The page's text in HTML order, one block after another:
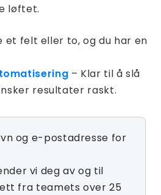
løftet.
et felt eller to, og du har en
– Klar til å slå
resultater raskt.
og e-postadresse for
vi deg av og til
fra teamets over 25